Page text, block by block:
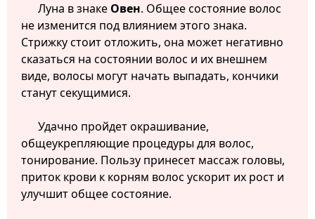
Луна в знаке Овен. Общее состояние волос
не изменится под влиянием этого знака.
Стрижку стоит отложить, она может негативно
сказаться на состоянии волос и их внешнем
виде, волосы могут начать выпадать, кончики
станут секущимися.
Удачно пройдет окрашивание,
общеукрепляющие процедуры для волос,
тонирование. Пользу принесет массаж головы,
приток крови к корням волос ускорит их рост и
улучшит общее состояние.